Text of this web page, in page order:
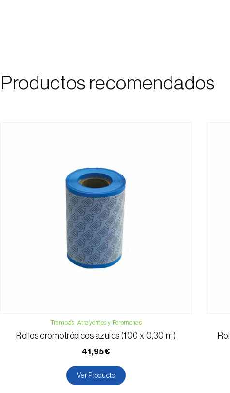
Productos recomendados
Trampas, Atrayentes y Feromonas
Rollos cromotrópicos azules (100 x 0,30 m)
41,95€
Ver Producto